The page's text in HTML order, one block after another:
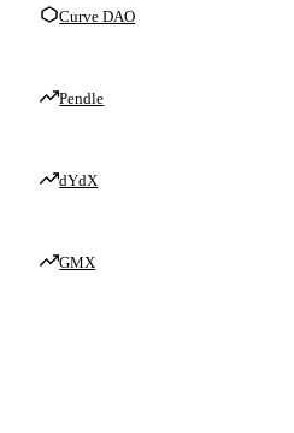
Curve DAO
Pendle
dYdX
GMX